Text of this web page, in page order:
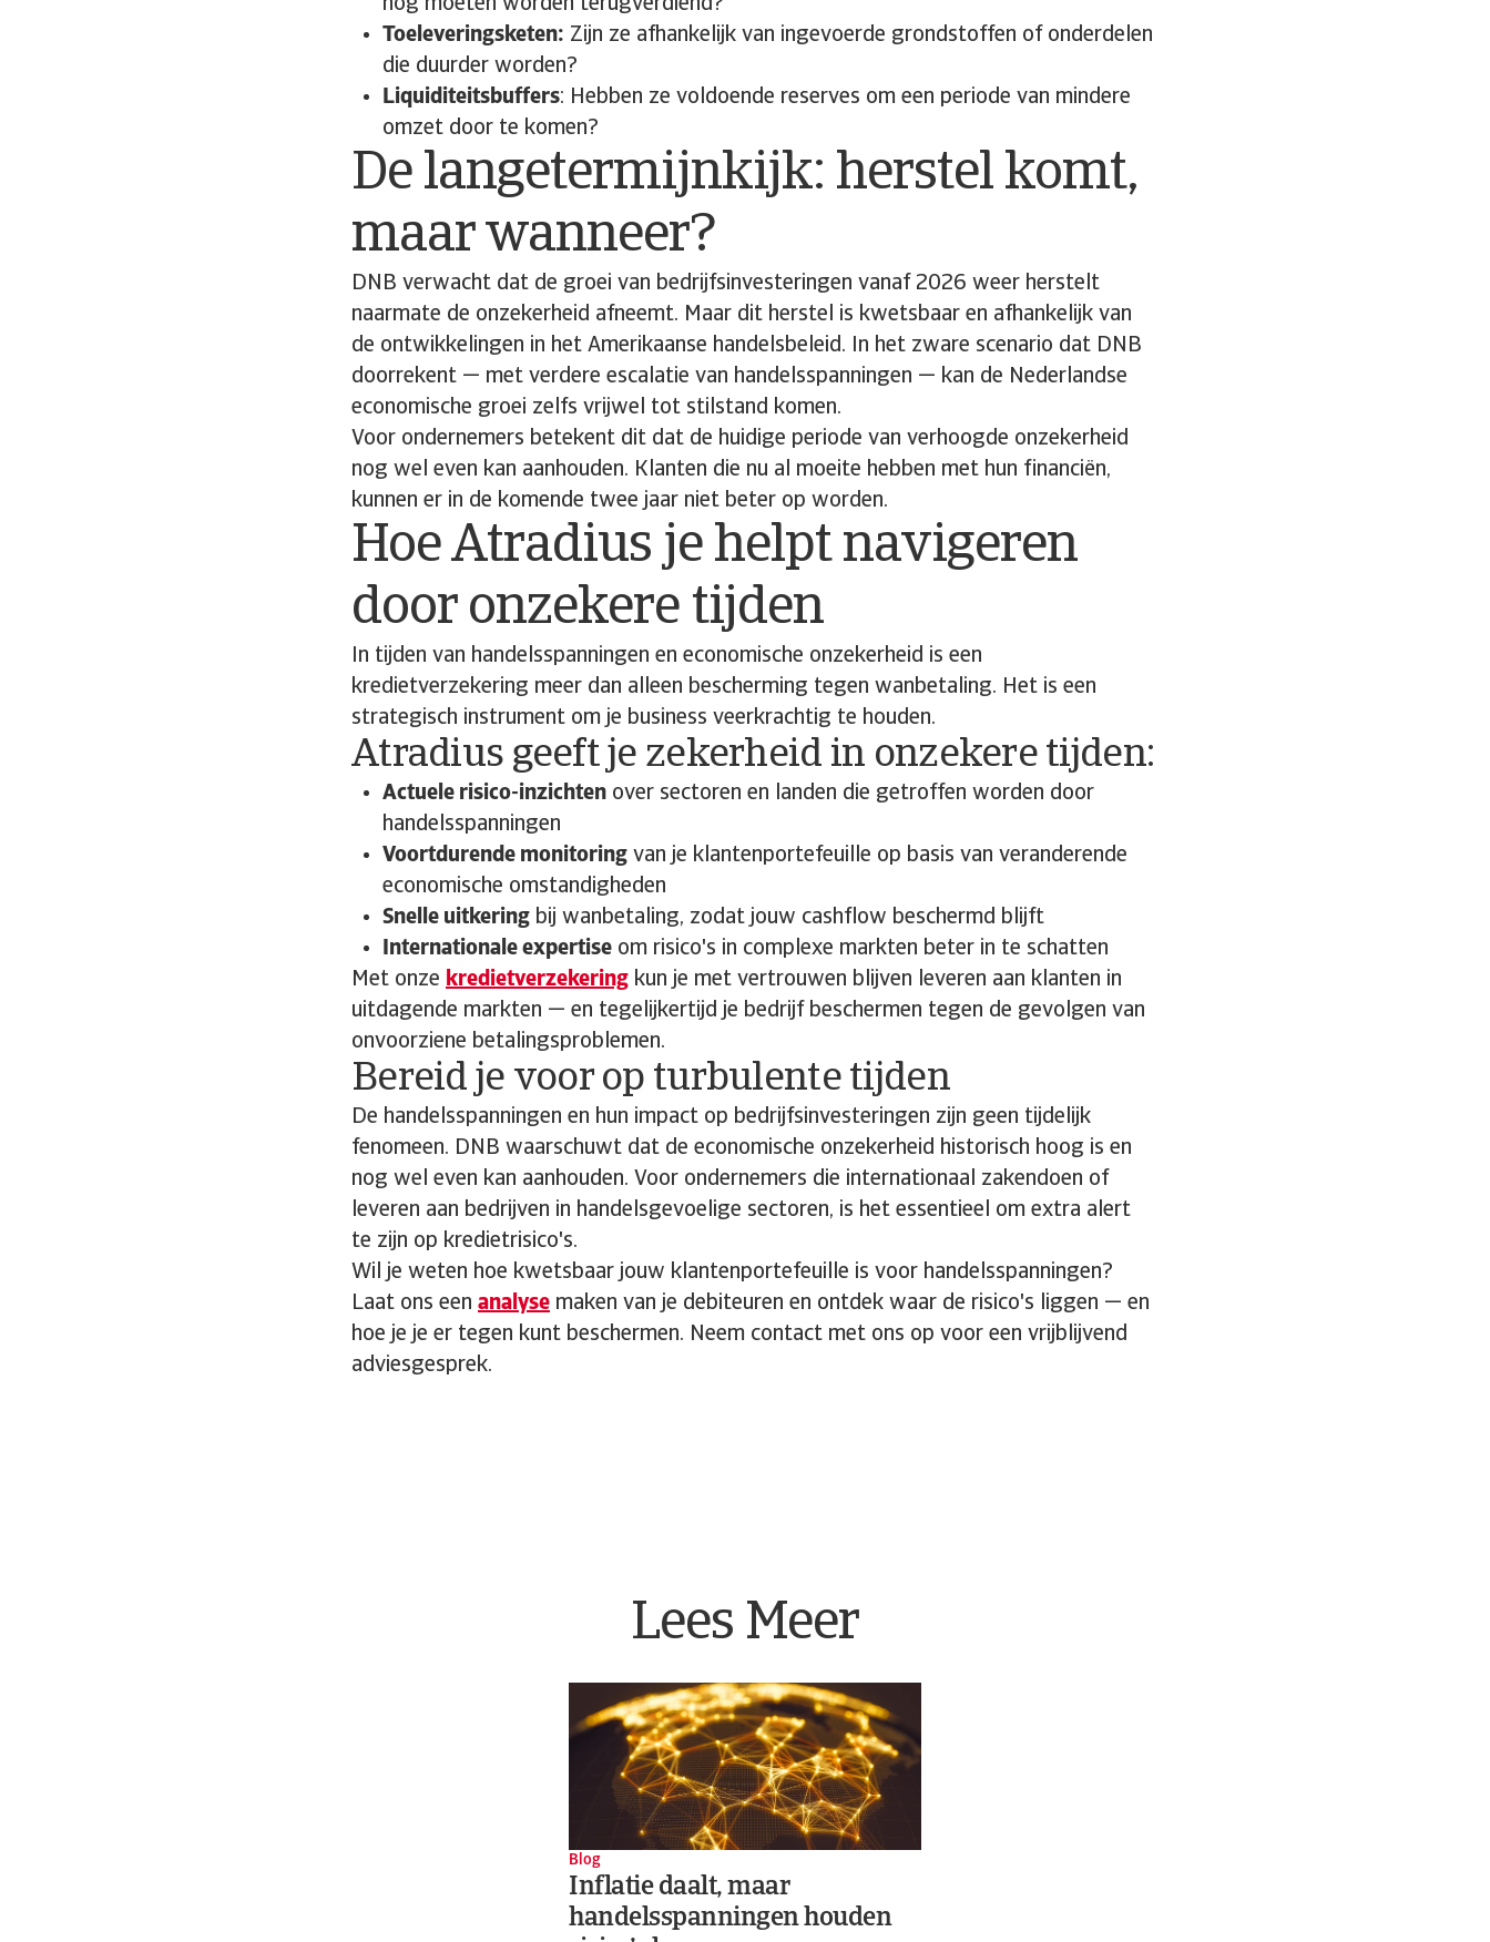
nog moeten worden terugverdiend?
Toeleveringsketen: Zijn ze afhankelijk van ingevoerde grondstoffen of onderdelen
die duurder worden?
Liquiditeitsbuffers: Hebben ze voldoende reserves om een periode van mindere
omzet door te komen?
De langetermijnkijk: herstel komt,
maar wanneer?
DNB verwacht dat de groei van bedrijfsinvesteringen vanaf 2026 weer herstelt
naarmate de onzekerheid afneemt. Maar dit herstel is kwetsbaar en afhankelijk van
de ontwikkelingen in het Amerikaanse handelsbeleid. In het zware scenario dat DNB
doorrekent — met verdere escalatie van handelsspanningen — kan de Nederlandse
economische groei zelfs vrijwel tot stilstand komen.
Voor ondernemers betekent dit dat de huidige periode van verhoogde onzekerheid
nog wel even kan aanhouden. Klanten die nu al moeite hebben met hun financiën,
kunnen er in de komende twee jaar niet beter op worden.
Hoe Atradius je helpt navigeren
door onzekere tijden
In tijden van handelsspanningen en economische onzekerheid is een
kredietverzekering meer dan alleen bescherming tegen wanbetaling. Het is een
strategisch instrument om je business veerkrachtig te houden.
Atradius geeft je zekerheid in onzekere tijden:
Actuele risico-inzichten over sectoren en landen die getroffen worden door
handelsspanningen
Voortdurende monitoring van je klantenportefeuille op basis van veranderende
economische omstandigheden
Snelle uitkering bij wanbetaling, zodat jouw cashflow beschermd blijft
Internationale expertise om risico's in complexe markten beter in te schatten
Met onze kredietverzekering kun je met vertrouwen blijven leveren aan klanten in
uitdagende markten — en tegelijkertijd je bedrijf beschermen tegen de gevolgen van
onvoorziene betalingsproblemen.
Bereid je voor op turbulente tijden
De handelsspanningen en hun impact op bedrijfsinvesteringen zijn geen tijdelijk
fenomeen. DNB waarschuwt dat de economische onzekerheid historisch hoog is en
nog wel even kan aanhouden. Voor ondernemers die internationaal zakendoen of
leveren aan bedrijven in handelsgevoelige sectoren, is het essentieel om extra alert
te zijn op kredietrisico's.
Wil je weten hoe kwetsbaar jouw klantenportefeuille is voor handelsspanningen?
Laat ons een analyse maken van je debiteuren en ontdek waar de risico's liggen — en
hoe je je er tegen kunt beschermen. Neem contact met ons op voor een vrijblijvend
adviesgesprek.
Lees Meer
Blog
Inflatie daalt, maar
handelsspanningen houden